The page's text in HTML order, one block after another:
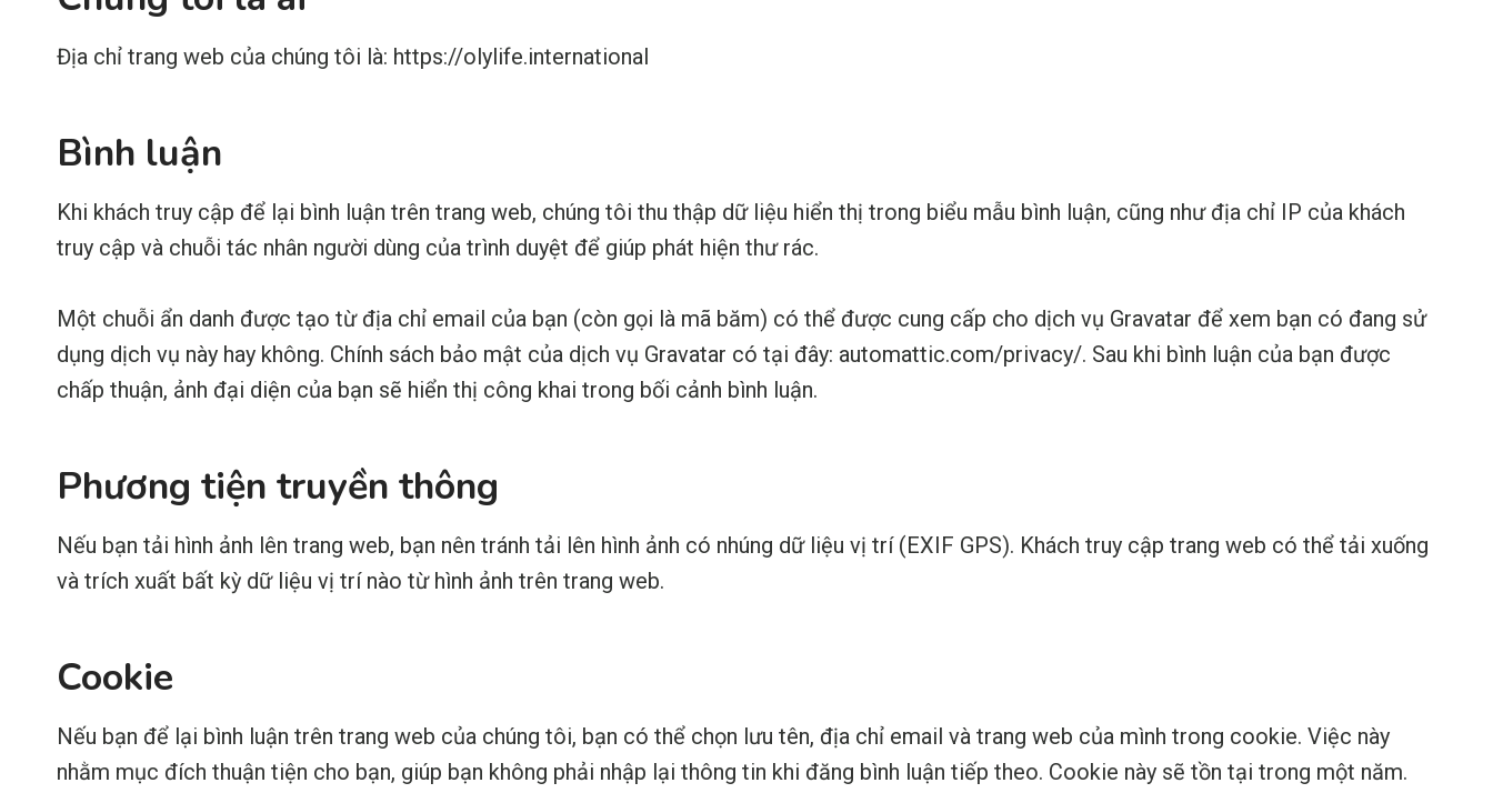
Địa chỉ trang web của chúng tôi là: https://olylife.international
Bình luận
Khi khách truy cập để lại bình luận trên trang web, chúng tôi thu thập dữ liệu hiển thị trong biểu mẫu bình luận, cũng như địa chỉ IP của khách
truy cập và chuỗi tác nhân người dùng của trình duyệt để giúp phát hiện thư rác.
Một chuỗi ẩn danh được tạo từ địa chỉ email của bạn (còn gọi là mã băm) có thể được cung cấp cho dịch vụ Gravatar để xem bạn có đang sử
dụng dịch vụ này hay không. Chính sách bảo mật của dịch vụ Gravatar có tại đây: automattic.com/privacy/. Sau khi bình luận của bạn được
chấp thuận, ảnh đại diện của bạn sẽ hiển thị công khai trong bối cảnh bình luận.
Phương tiện truyền thông
Nếu bạn tải hình ảnh lên trang web, bạn nên tránh tải lên hình ảnh có nhúng dữ liệu vị trí (EXIF GPS). Khách truy cập trang web có thể tải xuống
và trích xuất bất kỳ dữ liệu vị trí nào từ hình ảnh trên trang web.
Cookie
Nếu bạn để lại bình luận trên trang web của chúng tôi, bạn có thể chọn lưu tên, địa chỉ email và trang web của mình trong cookie. Việc này
nhằm mục đích thuận tiện cho bạn, giúp bạn không phải nhập lại thông tin khi đăng bình luận tiếp theo. Cookie này sẽ tồn tại trong một năm.